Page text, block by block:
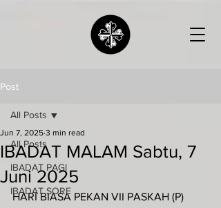
Post
All Posts
IBADAT PAGI
IBADAT SORE
All Posts
IBADAT MALAM Sabtu, 7
Juni 2025
Jun 7, 2025 3 min read
HARI BIASA PEKAN VII PASKAH (P)